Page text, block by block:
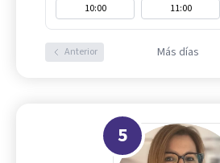
10:00
11:00
Anterior Más días
5